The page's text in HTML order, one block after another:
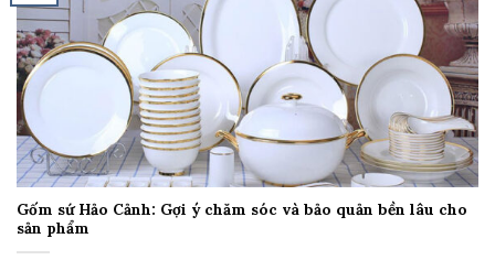
Gốm sứ Hảo Cảnh: Gợi ý chăm sóc và bảo quản bền lâu cho
sản phẩm